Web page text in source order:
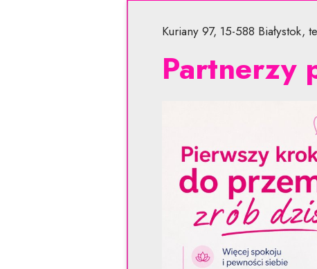
Kuriany 97, 15-588 Białystok,
Partnerzy